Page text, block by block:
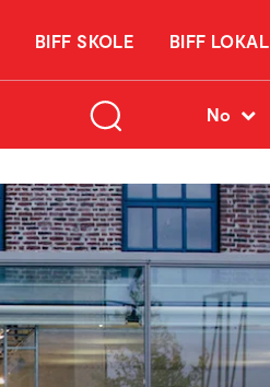
BIFF SKOLE BIFF LOKAL
No